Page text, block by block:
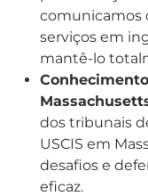
comunicamos
serviços em
mantê-lo
dos tribunais
USCIS em
desafios e
eficaz.